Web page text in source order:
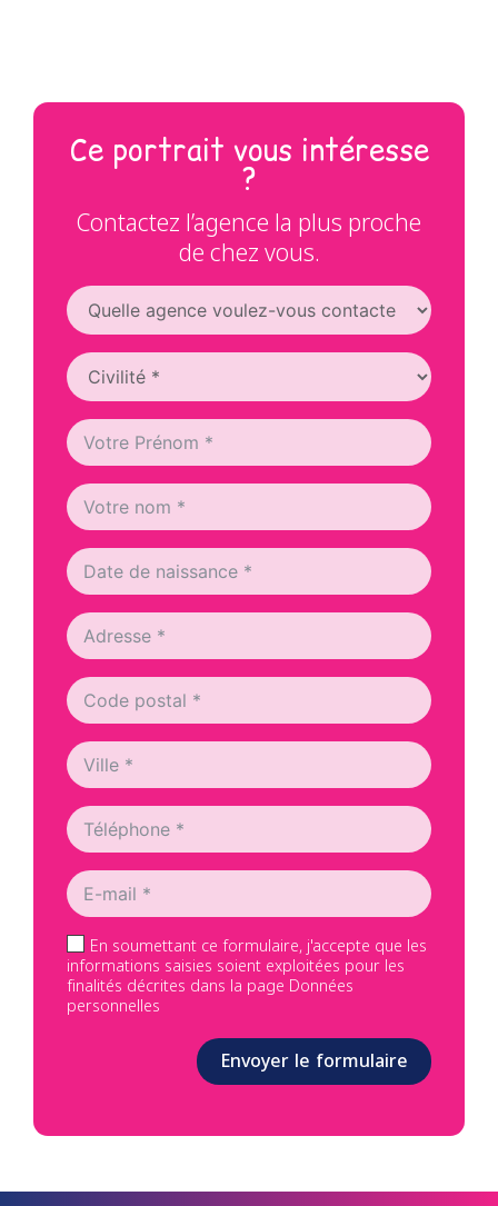
Ce portrait vous intéresse
?
Contactez l’agence la plus proche
de chez vous.
En soumettant ce formulaire, j'accepte que les
informations saisies soient exploitées pour les
finalités décrites dans la page Données
personnelles
Envoyer le formulaire